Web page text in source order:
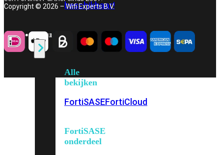
beschikbaar!
Cloud
Alle
bekijken
FortiSASEFortiCloud
FortiSASE
onderdeel
Copyright © 2026 – Wifi Experts B.V.